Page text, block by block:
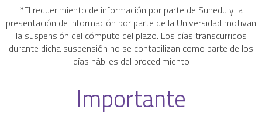
*El requerimiento de información por parte de Sunedu y la
presentación de información por parte de la Universidad motivan
la suspensión del cómputo del plazo. Los días transcurridos
durante dicha suspensión no se contabilizan como parte de los
días hábiles del procedimiento
Importante